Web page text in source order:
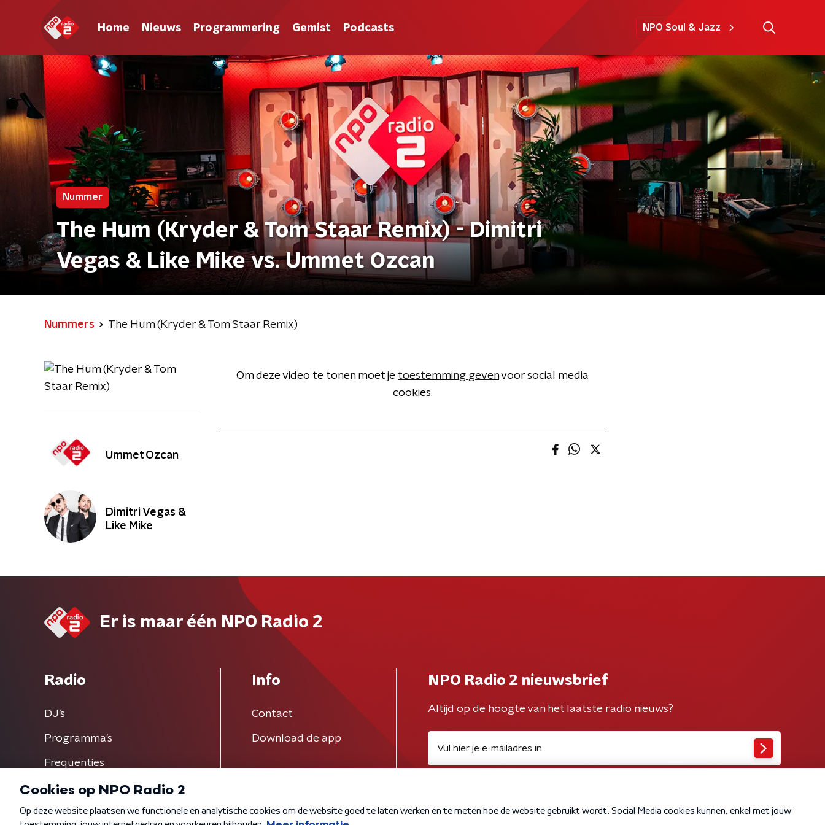
Home Nieuws Programmering Gemist Podcasts NPO Soul & Jazz
Nummer
The Hum (Kryder & Tom Staar Remix) - Dimitri
Vegas & Like Mike vs. Ummet Ozcan
Nummers The Hum (Kryder & Tom Staar Remix)
Ummet Ozcan
Dimitri Vegas &
Like Mike
Om deze video te tonen moet je toestemming gevenvoor social media
cookies.
Er is maar één NPO Radio 2
Radio
DJ’s
Programma's
Frequenties
Info
Contact
Download de app
NPO Radio 2 nieuwsbrief
Altijd op de hoogte van het laatste radio nieuws?